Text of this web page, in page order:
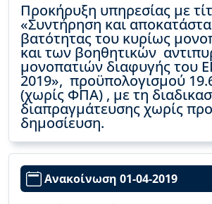
Προκήρυξη υπηρεσίας με
«Συντήρηση και
βατότητας του κυρίως
και των βοηθητικών
μονοπατιών διαφυγής του
2019», προϋπολογισμού
(χωρίς ΦΠΑ) , με τη
διαπραγμάτευσης χωρίς
δημοσίευση.
Ανακοίνωση 01-04-2019